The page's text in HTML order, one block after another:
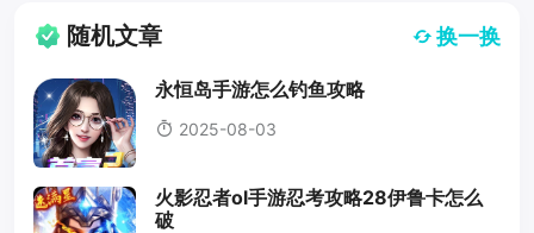
随机文章 换一换
永恒岛手游怎么钓鱼攻略
2025-08-03
火影忍者ol手游忍考攻略28伊鲁卡怎么
破